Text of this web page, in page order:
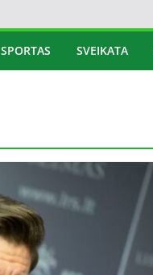
SPORTAS SVEIKATA